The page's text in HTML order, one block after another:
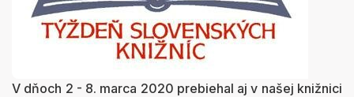
V dňoch 2 - 8. marca 2020 prebiehal aj v našej knižnici